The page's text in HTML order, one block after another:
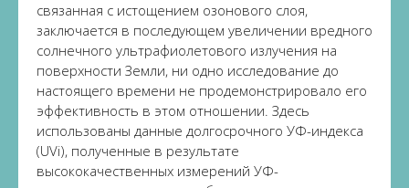
связанная с истощением озонового слоя,
заключается в последующем увеличении вредного
солнечного ультрафиолетового излучения на
поверхности Земли, ни одно исследование до
настоящего времени не продемонстрировало его
эффективность в этом отношении. Здесь
использованы данные долгосрочного УФ-индекса
(UVi), полученные в результате
высококачественных измерений УФ-